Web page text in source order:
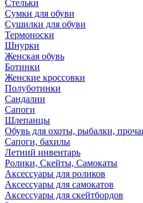
Стельки
Сумки для обуви
Сушилки для обуви
Термоноски
Шнурки
Женская обувь
Ботинки
Женские кроссовки
Полуботинки
Сандалии
Сапоги
Шлепанцы
Обувь для охоты, рыбалки,
Сапоги, бахилы
Летний инвентарь
Ролики, Скейты, Самокаты
Аксессуары для роликов
Аксессуары для самокатов
Аксессуары для скейтбордов